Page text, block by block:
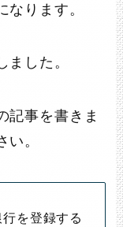
なります。
した。
記事を書きま
い。
を登録する